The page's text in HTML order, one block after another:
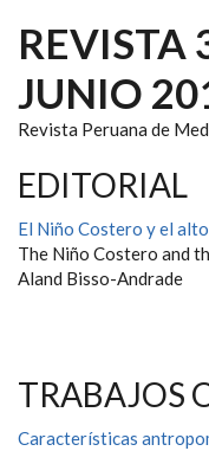
REVISTA
JUNIO
Revista Peruana de
EDITORIAL
El Niño Costero y el
The Niño Costero and
Aland Bisso-Andrade
TRABAJOS
Características